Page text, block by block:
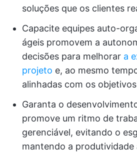
soluções que os clientes
Capacite equipes auto-
ágeis promovem a
decisões para melhorar a
projeto e, ao mesmo
alinhadas com os
Garanta o
promove um ritmo de
gerenciável, evitando o
mantendo a produtividade